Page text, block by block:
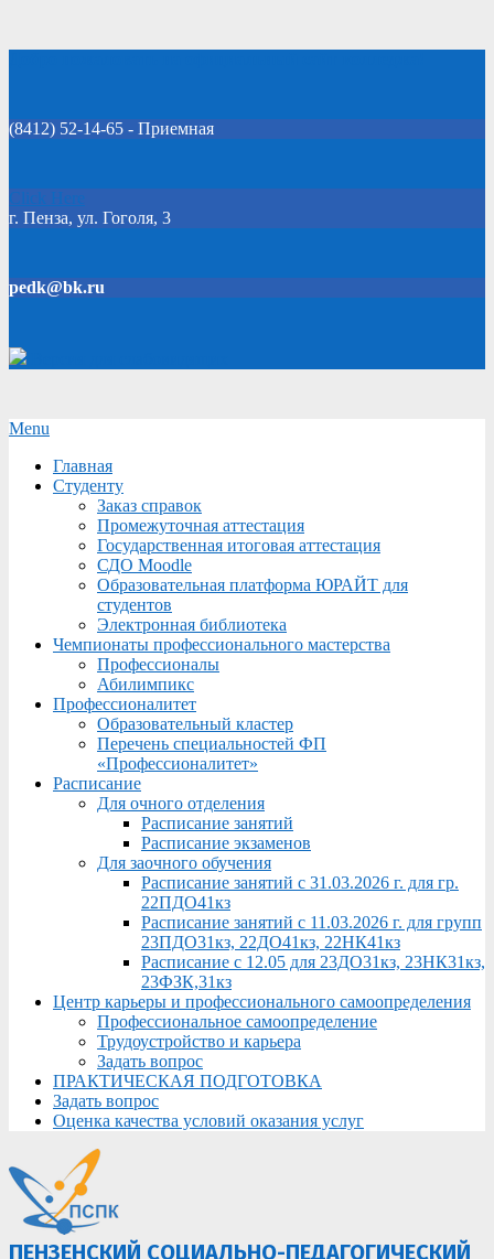
(8412) 52-14-65 - Приемная
Click Here
г. Пенза, ул. Гоголя, 3
pedk@bk.ru
Secondary
Menu
Menu
Главная
Студенту
Заказ справок
Промежуточная аттестация
Государственная итоговая аттестация
СДО Moodle
Образовательная платформа ЮРАЙТ для
студентов
Электронная библиотека
Чемпионаты профессионального мастерства
Профессионалы
Абилимпикс
Профессионалитет
Образовательный кластер
Перечень специальностей ФП
«Профессионалитет»
Расписание
Для очного отделения
Расписание занятий
Расписание экзаменов
Для заочного обучения
Расписание занятий с 31.03.2026 г. для гр.
22ПДО41кз
Расписание занятий с 11.03.2026 г. для групп
23ПДО31кз, 22ДО41кз, 22НК41кз
Расписание с 12.05 для 23ДО31кз, 23НК31кз,
23ФЗК,31кз
Центр карьеры и профессионального самоопределения
Профессиональное самоопределение
Трудоустройство и карьера
Задать вопрос
ПРАКТИЧЕСКАЯ ПОДГОТОВКА
Задать вопрос
Оценка качества условий оказания услуг
ПЕНЗЕНСКИЙ СОЦИАЛЬНО-ПЕДАГОГИЧЕСКИЙ